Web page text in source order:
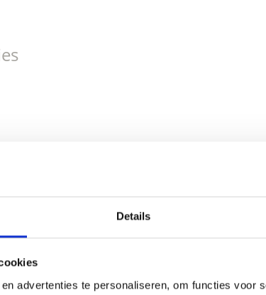
Details
advertenties te personaliseren, om functies voor